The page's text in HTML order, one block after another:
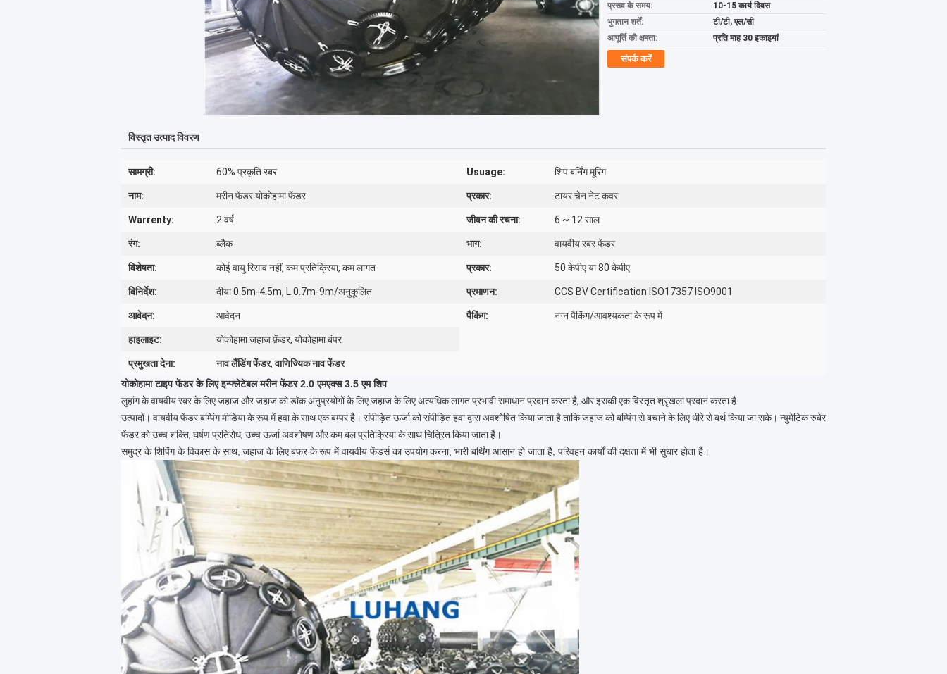
प्रसव के समय:
10-15 कार्य दिवस
भुगतान शर्तें:
टी/टी, एल/सी
आपूर्ति की क्षमता:
प्रति माह 30 इकाइयां
संपर्क करें
विस्तृत उत्पाद विवरण
सामग्री: 60% प्रकृति रबर Usuage: शिप बर्निंग मूरिंग
नाम: मरीन फेंडर योकोहामा फेंडर प्रकार: टायर चेन नेट कवर
Warrenty: 2 वर्ष जीवन की रचना: 6 ~ 12 साल
रंग: ब्लैक भाग: वायवीय रबर फेंडर
विशेषता: कोई वायु रिसाव नहीं, कम प्रतिक्रिया, कम लागत प्रकार: 50 केपीए या 80 केपीए
विनिर्देश: दीया 0.5m-4.5m, L 0.7m-9m/अनुकूलित प्रमाणन: CCS BV Certification ISO17357 ISO9001
आवेदन: आवेदन पैकिंग: नग्न पैकिंग/आवश्यकता के रूप में
हाइलाइट: योकोहामा जहाज फ़ेंडर, योकोहामा बंपर
प्रमुखता देना: नाव लैंडिंग फेंडर,वाणिज्यिक नाव फेंडर
योकोहामा टाइप फेंडर के लिए इन्फ्लेटेबल मरीन फेंडर 2.0 एमएक्स 3.5 एम शिप
लुहांग के वायवीय रबर के लिए जहाज और जहाज को डॉक अनुप्रयोगों के लिए जहाज के लिए अत्यधिक लागत प्रभावी समाधान प्रदान करता है, और इसकी एक विस्तृत श्रृंखला प्रदान करता है
उत्पादों। वायवीय फेंडर बम्पिंग मीडिया के रूप में हवा के साथ एक बम्पर है। संपीड़ित ऊर्जा को संपीड़ित हवा द्वारा अवशोषित किया जाता है ताकि जहाज को बम्पिंग से बचाने के लिए धीरे से बर्थ किया जा सके। न्युमेटिक रुबेर
फेंडर को उच्च शक्ति, घर्षण प्रतिरोध, उच्च ऊर्जा अवशोषण और कम बल प्रतिक्रिया के साथ चित्रित किया जाता है।
समुद्र के शिपिंग के विकास के साथ, जहाज के लिएबफर केरूप में वायवीय फेंडर्स का उपयोगकरना, भारी बर्थिंग आसान हो जाता है, परिवहन कार्यों की दक्षता में भी सुधार होता है।